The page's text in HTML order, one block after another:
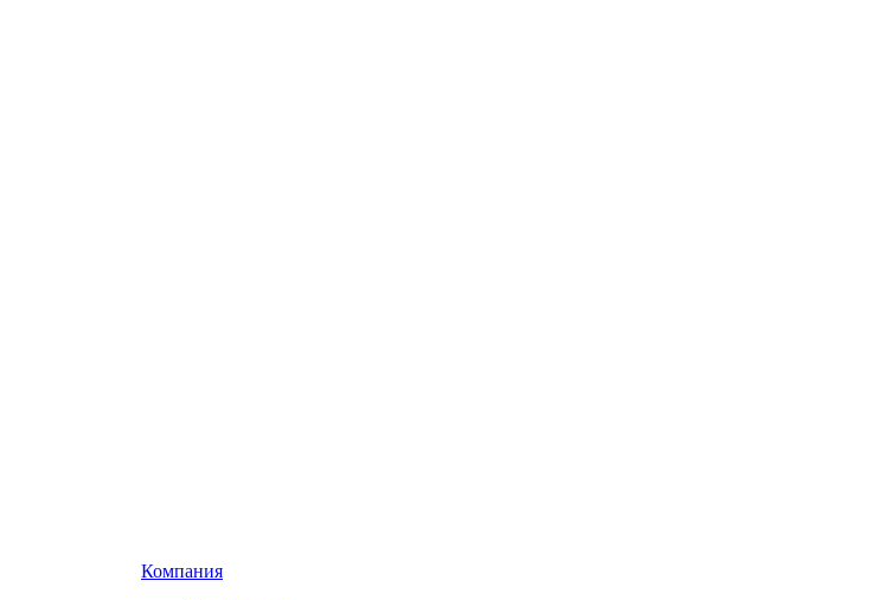
Компания